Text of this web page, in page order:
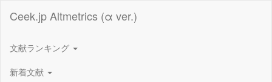
Ceek.jp Altmetrics (α ver.)
文献ランキング
新着文献